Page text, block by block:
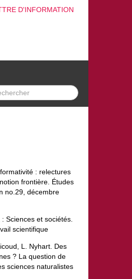
D'INFORMATION
: relectures
frontière. Études
no.29, décembre
Sciences et sociétés.
scientifique
L. Nyhart. Des
? La question de
sciences naturalistes